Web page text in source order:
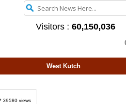
Visitors : 60,150,036
West Kutch
39580 views